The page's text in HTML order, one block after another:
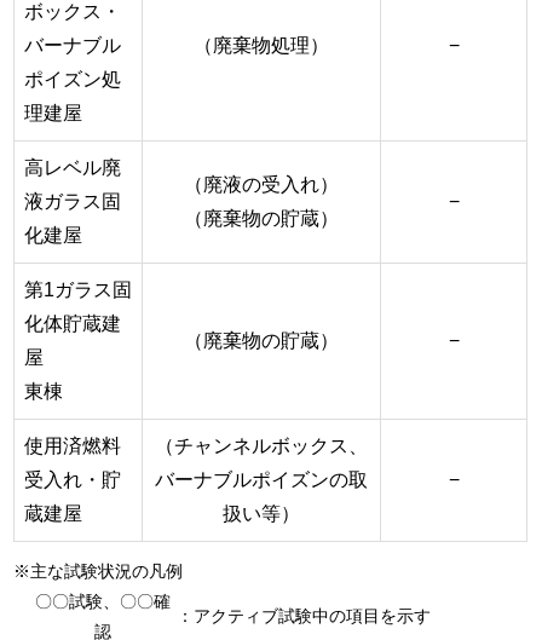
ボックス・
バーナブル
ポイズン処
理建屋
（廃棄物処理） −
高レベル廃
液ガラス固
化建屋
（廃液の受入れ）
（廃棄物の貯蔵）
−
第1ガラス固
化体貯蔵建
屋
東棟
（廃棄物の貯蔵） −
使用済燃料
受入れ・貯
蔵建屋
（チャンネルボックス、
バーナブルポイズンの取
扱い等）
−
※主な試験状況の凡例
〇〇試験、〇〇確
認
：アクティブ試験中の項目を示す